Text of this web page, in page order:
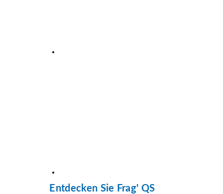
Entdecken Sie Frag' QS